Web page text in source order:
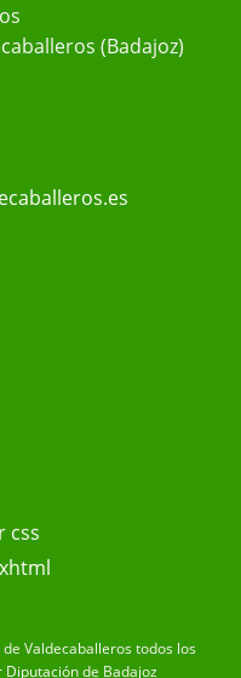
(Badajoz)
Valdecaballeros todos los
de Badajoz